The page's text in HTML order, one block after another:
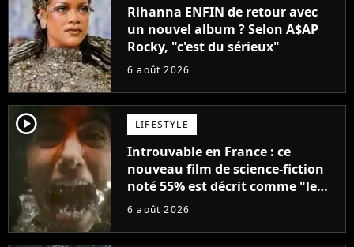
Rihanna ENFIN de retour avec
un nouvel album ? Selon A$AP
Rocky, "c'est du sérieux"
6 août 2026
player2 LIFESTYLE
Introuvable en France : ce
nouveau film de science-fiction
noté 55% est décrit comme "le
plus stupide de l'année"
6 août 2026